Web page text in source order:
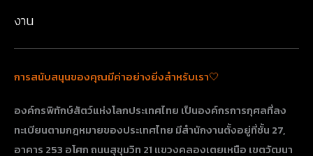
งาน
การสนับสนุนของคุณมีค่าอย่างยิ่งสำหรับเรา🤍
องค์กรพิทักษ์สัตว์แห่งโลกประเทศไทย เป็นองค์กรการกุศลที่ลง
ทะเบียนตามกฎหมายของประเทศไทย มีสำนักงานตั้งอยู่ที่ชั้น 27,
อาคาร 253 อโศก ถนนสุขุมวิท 21 แขวงคลองเตยเหนือ เขตวัฒนา